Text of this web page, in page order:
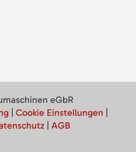
eGbR
Cookie Einstellungen
AGB